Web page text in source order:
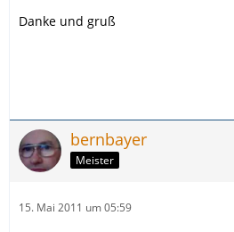
Danke und gruß
bernbayer
Meister
15. Mai 2011 um 05:59